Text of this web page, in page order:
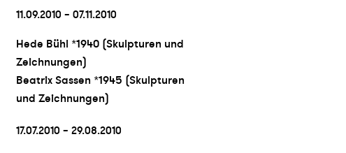
11.09.2010 – 07.11.2010
Hede Bühl *1940 (Skulpturen und
Zeichnungen)
Beatrix Sassen *1945 (Skulpturen
und Zeichnungen)
17.07.2010 – 29.08.2010